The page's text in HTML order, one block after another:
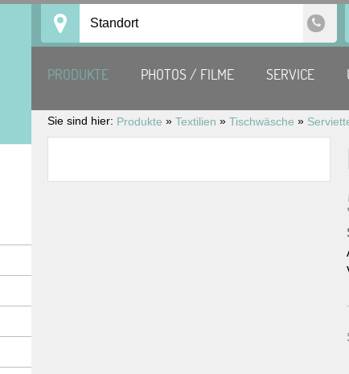
Standort
PRODUKTE PHOTOS / FILME SERVICE
Sie sind hier: Produkte » Textilien » Tischwäsche »